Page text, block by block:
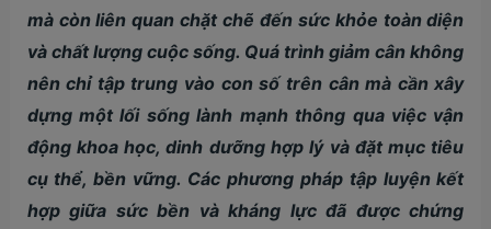
mà còn liên quan chặt chẽ đến sức khỏe toàn diện
và chất lượng cuộc sống. Quá trình giảm cân không
nên chỉ tập trung vào con số trên cân mà cần xây
dựng một lối sống lành mạnh thông qua việc vận
động khoa học, dinh dưỡng hợp lý và đặt mục tiêu
cụ thể, bền vững. Các phương pháp tập luyện kết
hợp giữa sức bền và kháng lực đã được chứng